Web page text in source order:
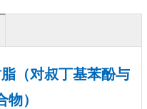
（对叔丁基苯酚与
物）